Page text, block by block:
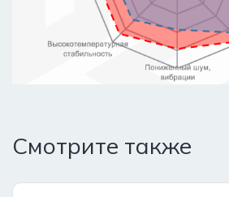
Смотрите также